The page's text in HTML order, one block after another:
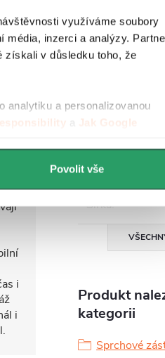
využíváme soubory
média, inzerci a analýzy.
získali v důsledku toho, že
analytiku a personalizovanou
a Jak Google
Povolit vše
i
i
Barva profilu:
Barva skla
Série
Šířka:
Produkt
kategorii
Sprchové